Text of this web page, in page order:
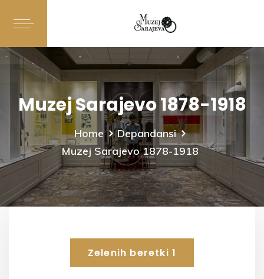
Muzej Sarajevo 1878-1918
Home
Depandansi
Muzej Sarajevo 1878-1918
Zelenih beretki 1